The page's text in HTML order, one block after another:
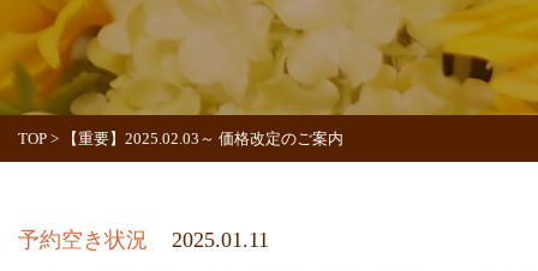
TOP > 【重要】2025.02.03～ 価格改定のご案内
予約空き状況 2025.01.11